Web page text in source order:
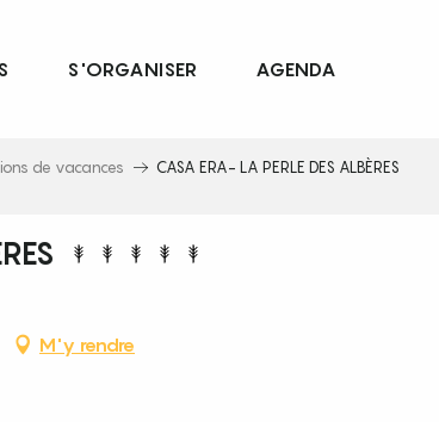
S'ORGANISER AGENDA
de vacances CASA ERA- LA PERLE DES ALBÈRES
M'y rendre